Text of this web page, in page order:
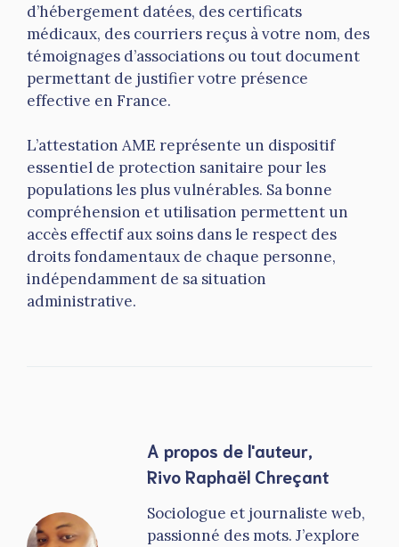
d’hébergement datées, des certificats
médicaux, des courriers reçus à votre nom, des
témoignages d’associations ou tout document
permettant de justifier votre présence
effective en France.
L’attestation AME représente un dispositif
essentiel de protection sanitaire pour les
populations les plus vulnérables. Sa bonne
compréhension et utilisation permettent un
accès effectif aux soins dans le respect des
droits fondamentaux de chaque personne,
indépendamment de sa situation
administrative.
A propos de l'auteur,
Rivo Raphaël Chreçant
Sociologue et journaliste web,
passionné des mots. J’explore